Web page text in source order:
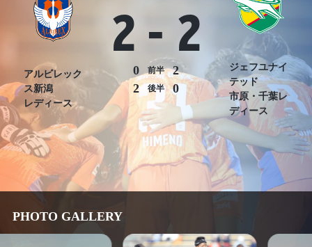
アルビレック
ス新潟
レディース
2 - 2
ジェフユナイ
テッド
市原・千葉レ
ディース
0 前半
2
2
後半 0
PHOTO GALLERY